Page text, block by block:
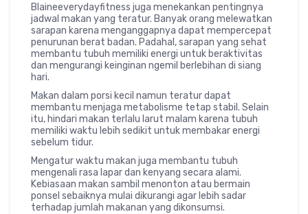
Blaineeverydayfitness juga menekankan pentingnya
jadwal makan yang teratur. Banyak orang melewatkan
sarapan karena menganggapnya dapat mempercepat
penurunan berat badan. Padahal, sarapan yang sehat
membantu tubuh memiliki energi untuk beraktivitas
dan mengurangi keinginan ngemil berlebihan di siang
hari.
Makan dalam porsi kecil namun teratur dapat
membantu menjaga metabolisme tetap stabil. Selain
itu, hindari makan terlalu larut malam karena tubuh
memiliki waktu lebih sedikit untuk membakar energi
sebelum tidur.
Mengatur waktu makan juga membantu tubuh
mengenali rasa lapar dan kenyang secara alami.
Kebiasaan makan sambil menonton atau bermain
ponsel sebaiknya mulai dikurangi agar lebih sadar
terhadap jumlah makanan yang dikonsumsi.